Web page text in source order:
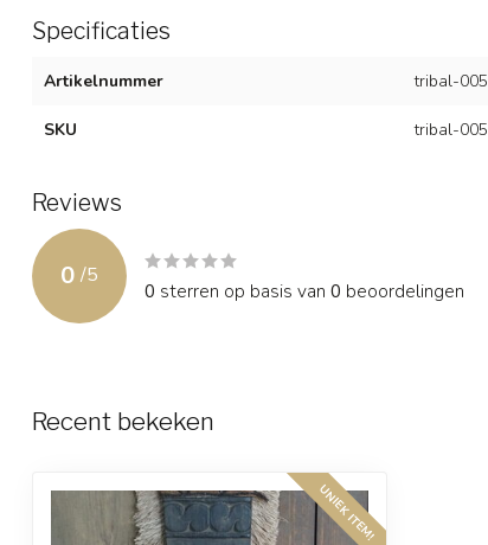
Specificaties
Artikelnummer tribal-005
SKU tribal-005
Reviews
0 /5
0 sterren op basis van 0 beoordelingen
Recent bekeken
UNIEK ITEM!